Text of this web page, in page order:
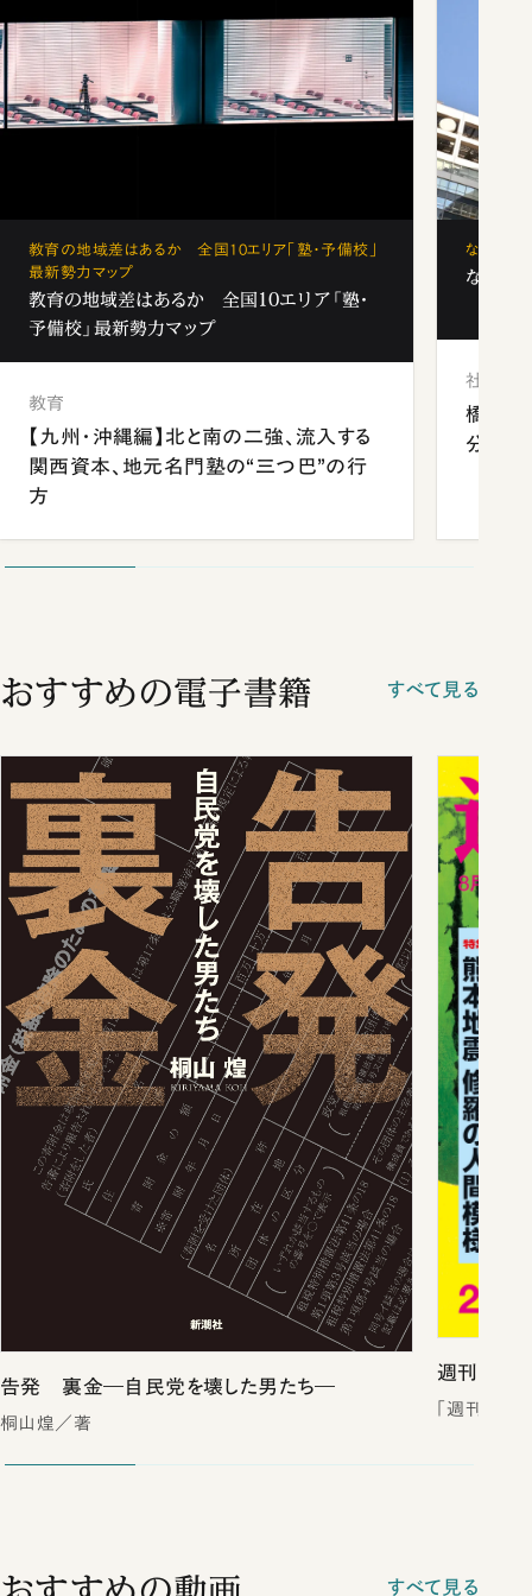
教育の地域差はあるか 全国10エリア「塾・予備校」
最新勢力マップ
教育の地域差はあるか 全国10エリア「塾・
予備校」最新勢力マップ
教育
【九州・沖縄編】北と南の二強、流入する
関西資本、地元名門塾の“三つ巴”の行
方
なぜ「フ
なぜ「
社会
橋本愛
分 佐
おすすめの電子書籍 すべて見る
告発 裏金―自民党を壊した男たち―
桐山煌／著
週刊新潮
「週刊新潮
すべて見る